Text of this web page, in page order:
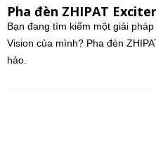
Pha đèn ZHIPAT
Bạn đang tìm kiếm một giải
Vision của mình? Pha đèn
hảo.